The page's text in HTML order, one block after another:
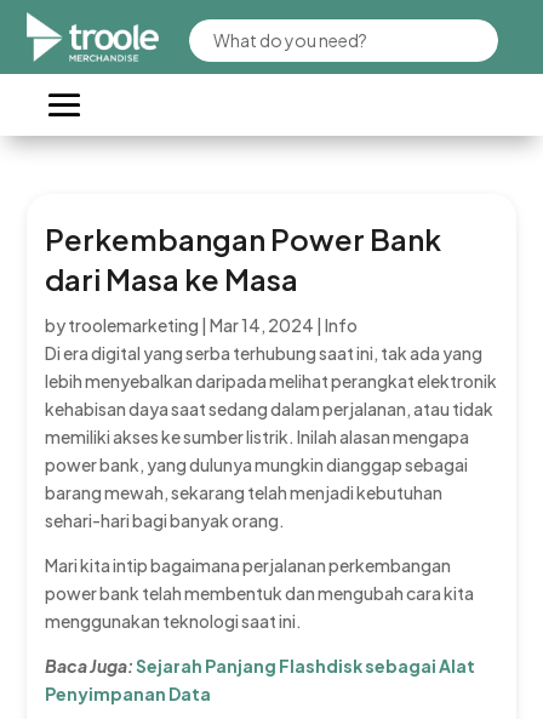
Perkembangan Power Bank
dari Masa ke Masa
bytroolemarketing |Mar 14, 2024 |Info
Di era digital yang serba terhubung saat ini, tak ada yang
lebih menyebalkan daripada melihat perangkat elektronik
kehabisan daya saat sedang dalam perjalanan, atau tidak
memiliki akses ke sumber listrik. Inilah alasan mengapa
power bank, yang dulunya mungkin dianggap sebagai
barang mewah, sekarang telah menjadi kebutuhan
sehari-hari bagi banyak orang.
Mari kita intip bagaimana perjalanan perkembangan
power bank telah membentuk dan mengubah cara kita
menggunakan teknologi saat ini.
Baca Juga:Sejarah Panjang Flashdisk sebagai Alat
Penyimpanan Data